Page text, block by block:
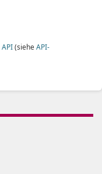
API(siehe API-